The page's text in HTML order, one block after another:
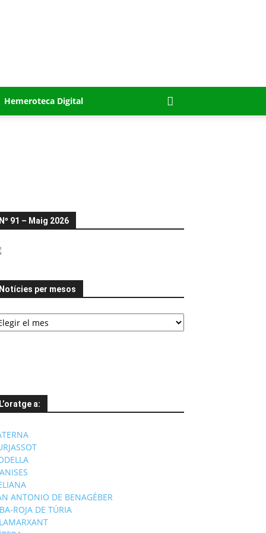
Hemeroteca Digital
Nº 91 – Maig 2026
Notícies per mesos
L’oratge a:
ANTONIO DE BENAGÉBER
ROJA DE TÚRIA